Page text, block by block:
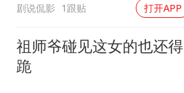
剧说侃影 1跟贴 打开APP
祖师爷碰见这女的也还得
跪